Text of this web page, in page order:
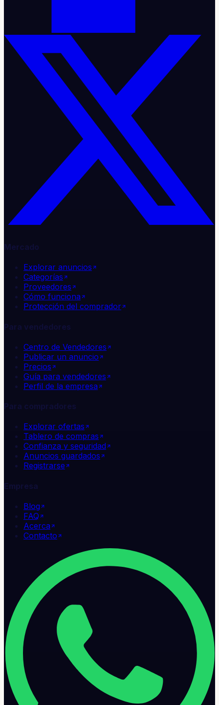
Mercado
Explorar anuncios
Categorías
Proveedores
Cómo funciona
Protección del comprador
Para vendedores
Centro de Vendedores
Publicar un anuncio
Precios
Guía para vendedores
Perfil de la empresa
Para compradores
Explorar ofertas
Tablero de compras
Confianza y seguridad
Anuncios guardados
Registrarse
Empresa
Blog
FAQ
Acerca
Contacto